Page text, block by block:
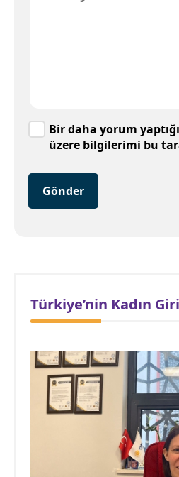
Bir daha yorum
üzere bilgilerimi bu
Gönder
Türkiye’nin Kadın